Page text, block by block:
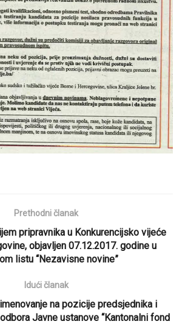
Prethodni članak
pripravnika u Konkurencijsko vijeće
objavljen 07.12.2017. godine u
listu “Nezavisne novine”
Idući članak
na pozicije predsjednika i
Javne ustanove “Kantonalni fond